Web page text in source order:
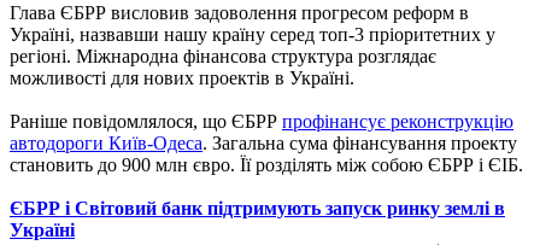
Глава ЄБРР висловив задоволення прогресом реформ в
Україні, назвавши нашу країну серед топ-3 пріоритетних у
регіоні. Міжнародна фінансова структура розглядає
можливості для нових проектів в Україні.
Раніше повідомлялося, що ЄБРР профінансує реконструкцію
автодороги Київ-Одеса. Загальна сума фінансування проекту
становить до 900 млн євро. Її розділять між собою ЄБРР і ЄІБ.
ЄБРР і Світовий банк підтримують запуск ринку землі в
Україні